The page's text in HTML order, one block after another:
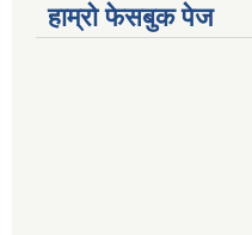
हाम्रो फेसबुक पेज